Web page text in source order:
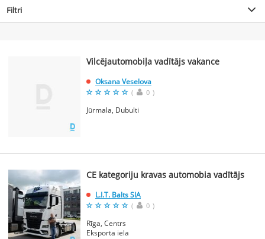
Filtri
Vilcējautomobiļa vadītājs vakance
Oksana Veselova
( 0 )
Jūrmala, Dubulti
CE kategoriju kravas automobia vadītājs
L.I.T. Balts SIA
( 0 )
Rīga, Centrs
Eksporta iela